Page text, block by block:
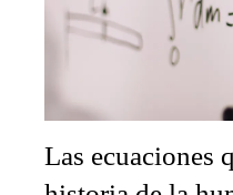
Las ecuaciones